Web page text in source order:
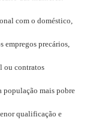
com o doméstico,
empregos precários,
ou contratos
população mais pobre
qualificação e